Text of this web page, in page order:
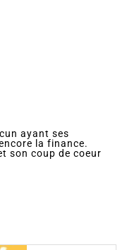
ayant ses
la finance.
son coup de coeur